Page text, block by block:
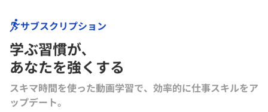
サブスクリプション
学ぶ習慣が､
あなたを強くする
スキマ時間を使った動画学習で、効率的に仕事スキルをア
ップデート。